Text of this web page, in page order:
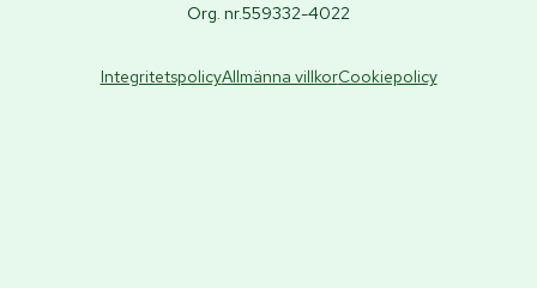
Org. nr.559332-4022
IntegritetspolicyAllmänna villkorCookiepolicy